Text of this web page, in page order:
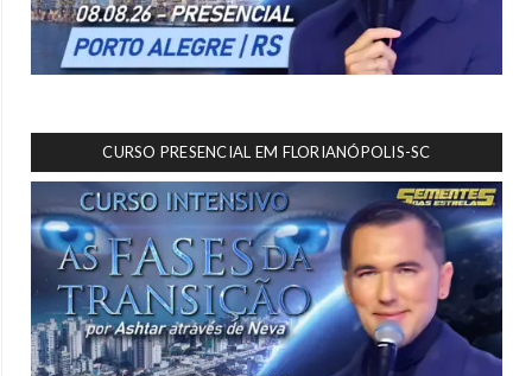
CURSO PRESENCIAL EM FLORIANÓPOLIS-SC